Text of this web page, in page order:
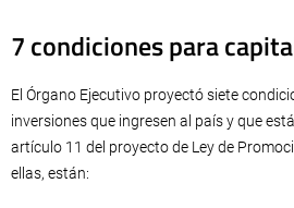
7 condiciones para
El Órgano Ejecutivo proyectó siete
inversiones que ingresen al país y que
artículo 11 del proyecto de Ley de
ellas, están: